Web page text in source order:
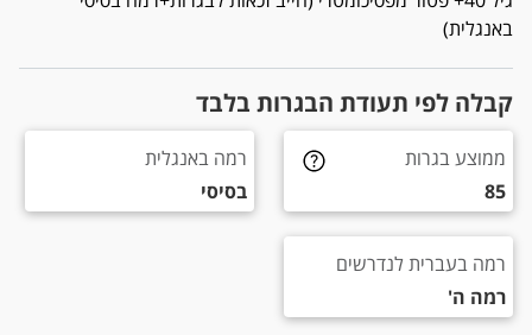
באנגלית)
קבלה לפי תעודת הבגרות בלבד
ממוצע בגרות 85
ממוצע בגרות
85
רמה באנגלית בסיסי
רמה באנגלית
בסיסי
רמה בעברית לנדרשים רמה ה'
רמה בעברית לנדרשים
רמה ה'